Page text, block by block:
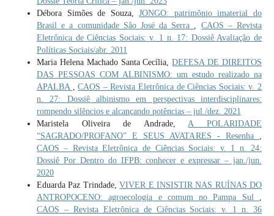
Débora Simões de Souza,JONGO: patrimônio imaterial do
Brasil e a comunidade São José da Serra
CAOS – Revista
Eletrônica de Ciências Sociais: v. 1 n. 17: Dossiê Avaliação de
Políticas Sociais/abr. 2011
Maria Helena Machado Santa Cecília,DEFESA DE DIREITOS
DAS PESSOAS COM ALBINISMO: um estudo realizado na
APALBA
,CAOS – Revista Eletrônica de Ciências Sociais: v. 2
n. 27: Dossiê albinismo em perspectivas interdisciplinares:
rompendo silêncios e alcançando potências – jul./dez. 2021
Maristela Oliveira de Andrade, A POLARIDADE
“SAGRADO/PROFANO” E SEUS AVATARES - Resenha
CAOS – Revista Eletrônica de Ciências Sociais: v. 1 n. 24:
Dossiê Por Dentro do IFPB: conhecer e expressar – jan./jun.
2020
Eduarda Paz Trindade,VIVER E INSISTIR NAS RUÍNAS DO
ANTROPOCENO: agroecologia e comum no Pampa Sul
CAOS – Revista Eletrônica de Ciências Sociais: v. 1 n. 36